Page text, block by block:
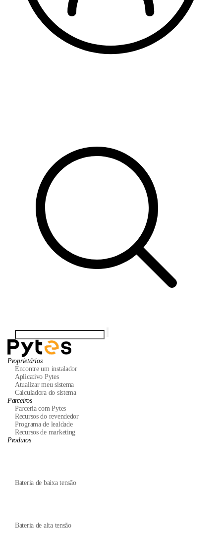
Proprietários
Encontre um instalador
Aplicativo Pytes
Atualizar meu sistema
Calculadora do sistema
Parceiros
Parceria com Pytes
Recursos do revendedor
Programa de lealdade
Recursos de marketing
Produtos
Bateria de baixa tensão
Bateria de alta tensão